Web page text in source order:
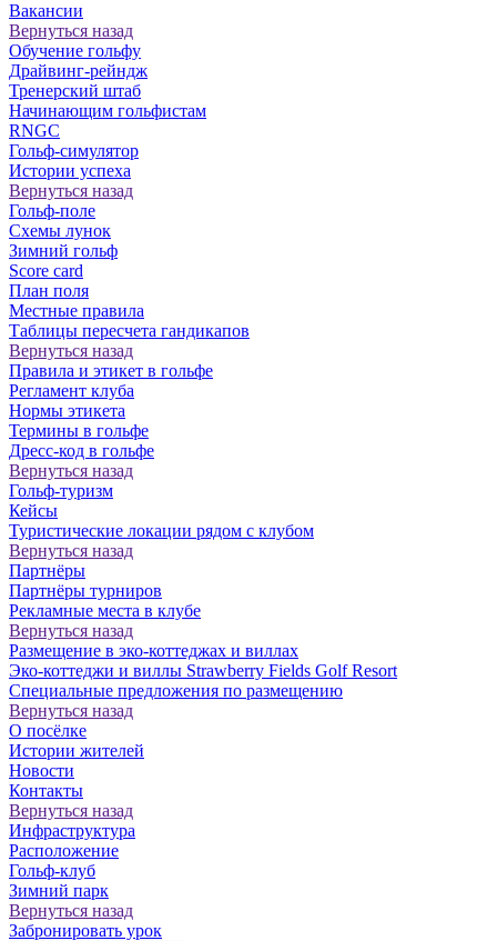
Вакансии
Вернуться назад
Обучение гольфу
Драйвинг-рейндж
Тренерский штаб
Начинающим гольфистам
RNGC
Гольф-симулятор
Истории успеха
Вернуться назад
Гольф-поле
Схемы лунок
Зимний гольф
Score card
План поля
Местные правила
Таблицы пересчета гандикапов
Вернуться назад
Правила и этикет в гольфе
Регламент клуба
Нормы этикета
Термины в гольфе
Дресс-код в гольфе
Вернуться назад
Гольф-туризм
Кейсы
Туристические локации рядом с клубом
Вернуться назад
Партнёры
Партнёры турниров
Рекламные места в клубе
Вернуться назад
Размещение в эко-коттеджах и виллах
Эко-коттеджи и виллы Strawberry Fields Golf Resort
Специальные предложения по размещению
Вернуться назад
О посёлке
Истории жителей
Новости
Контакты
Вернуться назад
Инфраструктура
Расположение
Гольф-клуб
Зимний парк
Вернуться назад
Забронировать урок